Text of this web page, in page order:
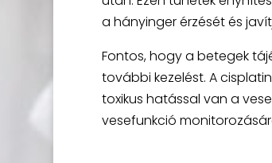
a hányinger érzését és
Fontos, hogy a betegek
további kezelést. A
toxikus hatással van a
vesefunkció